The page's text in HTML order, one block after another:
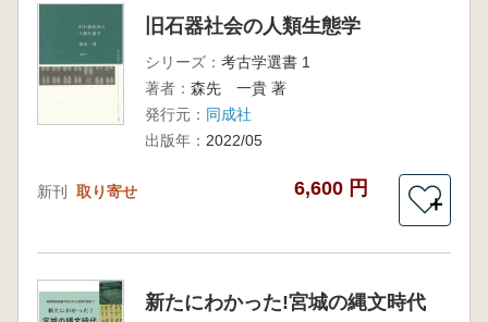
旧石器社会の人類生態学
シリーズ： 考古学選書 1
著者： 森先 一貴 著
発行元： 同成社
出版年： 2022/05
新刊 取り寄せ 6,600 円
＋
新たにわかった!宮城の縄文時代